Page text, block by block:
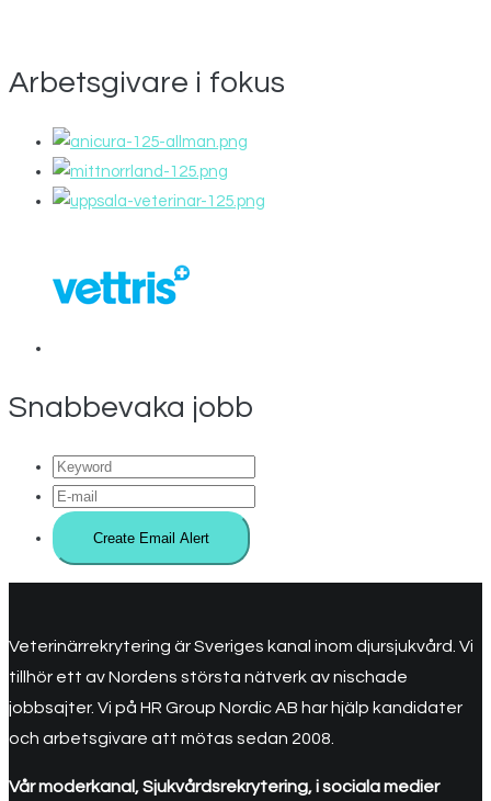
Arbetsgivare i fokus
Snabbevaka jobb
Veterinärrekrytering är Sveriges kanal inom djursjukvård. Vi
tillhör ett av Nordens största nätverk av nischade
jobbsajter. Vi på HR Group Nordic AB har hjälp kandidater
och arbetsgivare att mötas sedan 2008.
Vår moderkanal, Sjukvårdsrekrytering, i sociala medier